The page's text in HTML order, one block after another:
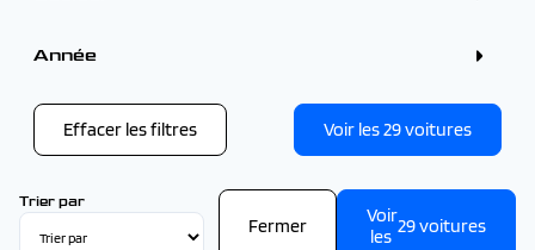
Gris (9)
Bleu (7)
Noir (4)
Rouge (2)
Vert (1)
Année
Effacer les filtres Voir les29voitures
Trier par
Fermer
Voir
les 29voitures